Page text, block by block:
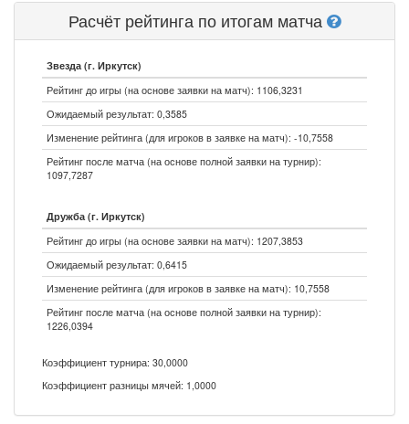
Расчёт рейтинга по итогам матча
Звезда (г. Иркутск)
Рейтинг до игры (на основе заявки на матч): 1106,3231
Ожидаемый результат: 0,3585
Изменение рейтинга (для игроков в заявке на матч): -10,7558
Рейтинг после матча (на основе полной заявки на турнир):
1097,7287
Дружба (г. Иркутск)
Рейтинг до игры (на основе заявки на матч): 1207,3853
Ожидаемый результат: 0,6415
Изменение рейтинга (для игроков в заявке на матч): 10,7558
Рейтинг после матча (на основе полной заявки на турнир):
1226,0394
Коэффициент турнира: 30,0000
Коэффициент разницы мячей: 1,0000